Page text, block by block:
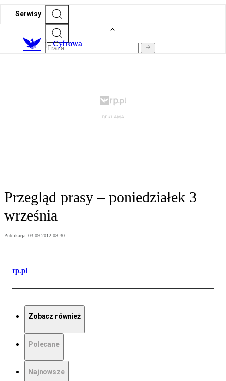
Serwisy
Cyfrowa
Przegląd prasy – poniedziałek 3
września
Publikacja: 03.09.2012 08:30
rp.pl
Zobacz również
Polecane
Najnowsze